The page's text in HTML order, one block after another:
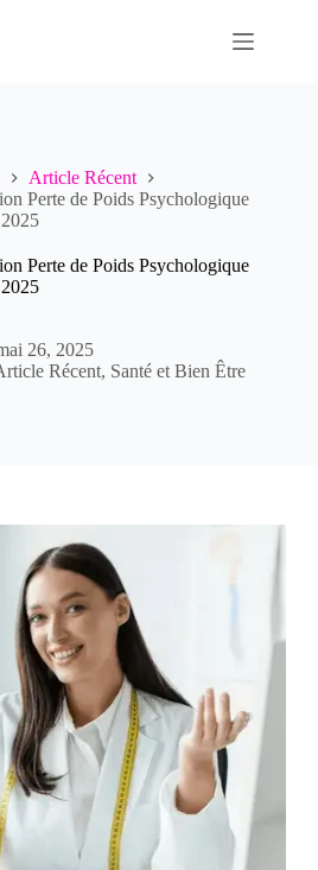
Article Récent
Perte de Poids Psychologique
2025
Perte de Poids Psychologique
2025
26, 2025
Récent, Santé et Bien Être